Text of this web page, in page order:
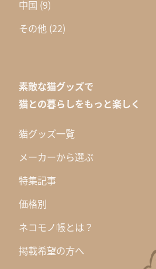
中国 (9)
その他 (22)
素敵な猫グッズで
猫との暮らしをもっと楽しく
猫グッズ一覧
メーカーから選ぶ
特集記事
価格別
ネコモノ帳とは？
掲載希望の方へ